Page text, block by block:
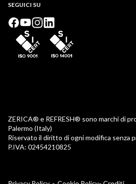
SEGUICI SU
ZERICA® e REFRESH® sono marchi di
Palermo (Italy)
Riservato il diritto di ogni modifica senza
P.IVA: 02454210825